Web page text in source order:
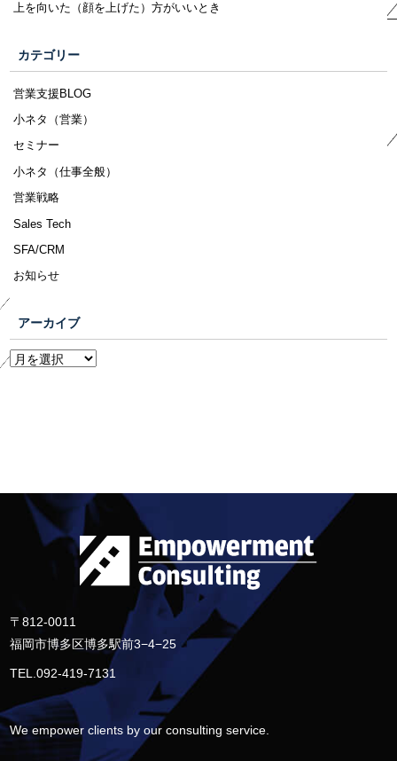
上を向いた（顔を上げた）方がいいとき
カテゴリー
営業支援BLOG
小ネタ（営業）
セミナー
小ネタ（仕事全般）
営業戦略
Sales Tech
SFA/CRM
お知らせ
アーカイブ
〒812-0011
福岡市博多区博多駅前3−4−25
TEL.092-419-7131
We empower clients by our consulting service.